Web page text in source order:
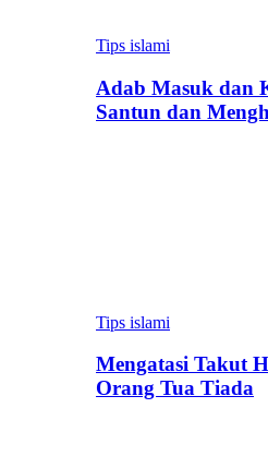
Tips islami
Adab Masuk dan
Santun dan
Tips islami
Mengatasi Takut
Orang Tua Tiada